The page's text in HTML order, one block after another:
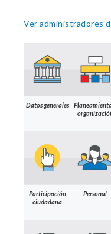
Ver administradores
Datos generales
Participación
ciudadana
Personal